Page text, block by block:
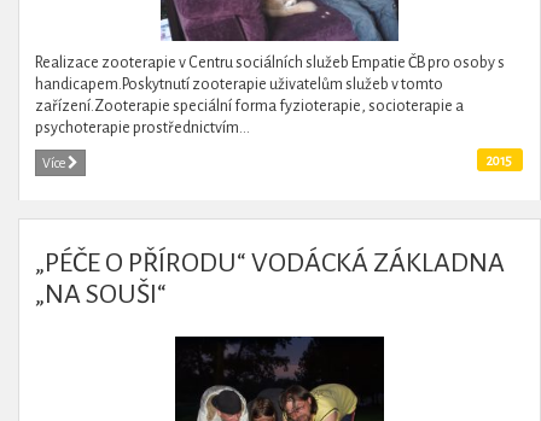
Realizace zooterapie v Centru sociálních služeb Empatie ČB pro osoby s
handicapem.Poskytnutí zooterapie uživatelům služeb v tomto
zařízení.Zooterapie speciální forma fyzioterapie, socioterapie a
psychoterapie prostřednictvím...
Více 2015
„PÉČE O PŘÍRODU“ VODÁCKÁ ZÁKLADNA
„NA SOUŠI“